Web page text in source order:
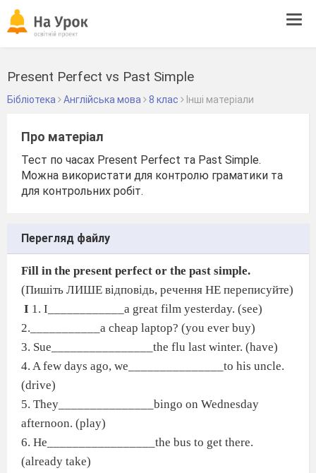
Present Perfect vs Past Simple
Бібліотека Англійська мова 8 клас Інші матеріали
Про матеріал
Тест по часах Present Perfect та Past Simple.
Можна використати для контролю граматики та
для контрольних робіт.
Перегляд файлу
Fill in the present perfect or the past simple.
(Пишіть ЛИШЕ відповідь, речення НЕ переписуйте)
I 1. I____________a great film yesterday. (see)
2.___________a cheap laptop? (you ever buy)
3. Sue________________the flu last winter. (have)
4. A few days ago, we_______________to his uncle.
(drive)
5. They_______________bingo on Wednesday
afternoon. (play)
6. He_________________the bus to get there.
(already take)